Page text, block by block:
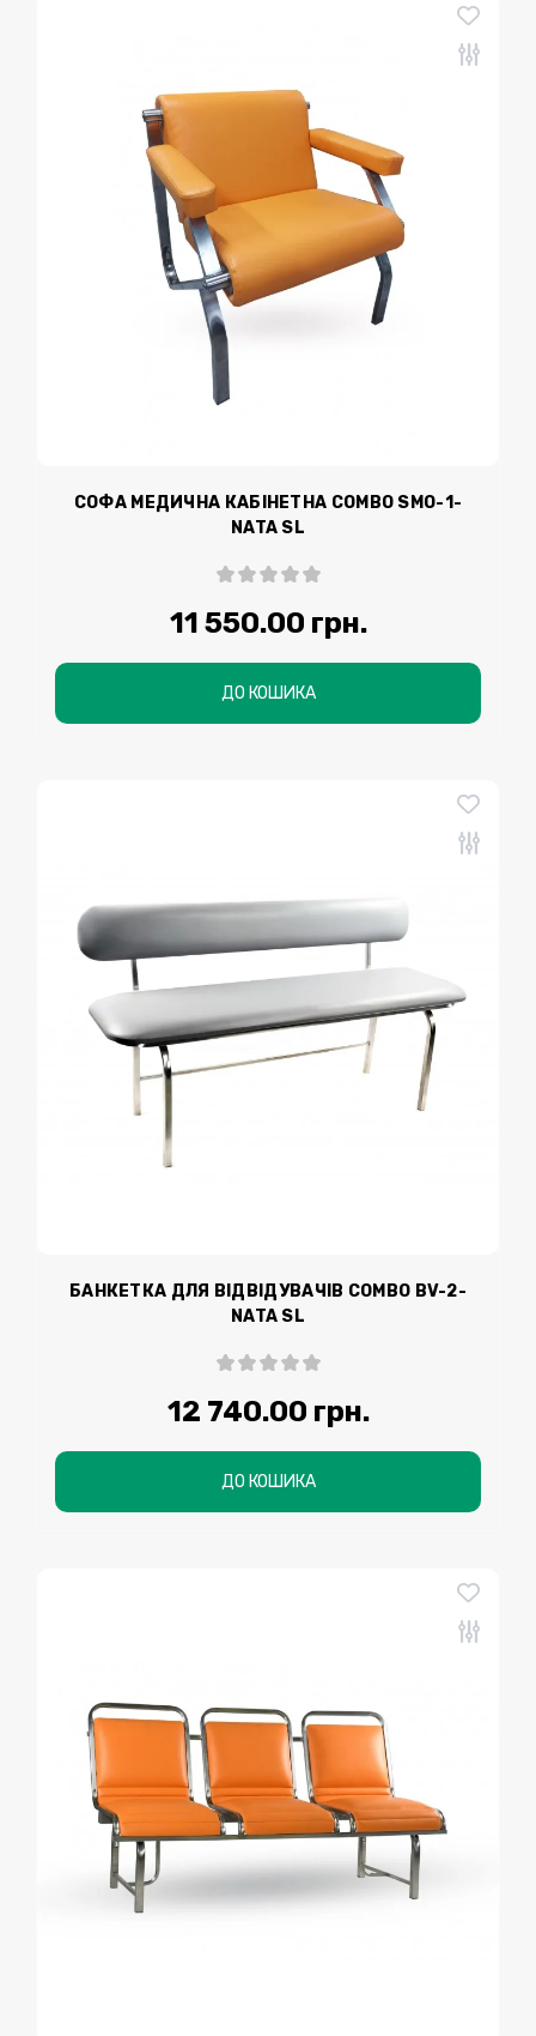
СОФА МЕДИЧНА КАБІНЕТНА COMBO SMO-1-
NATA SL
11 550.00 грн.
ДО КОШИКА
БАНКЕТКА ДЛЯ ВІДВІДУВАЧІВ COMBO BV-2-
NATA SL
12 740.00 грн.
ДО КОШИКА